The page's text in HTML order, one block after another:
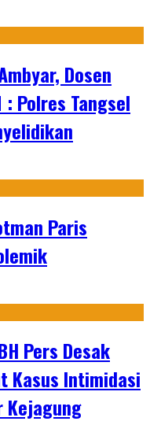
Dosen
: Polres Tangsel
Paris
Pers Desak
Kasus Intimidasi
Kejagung